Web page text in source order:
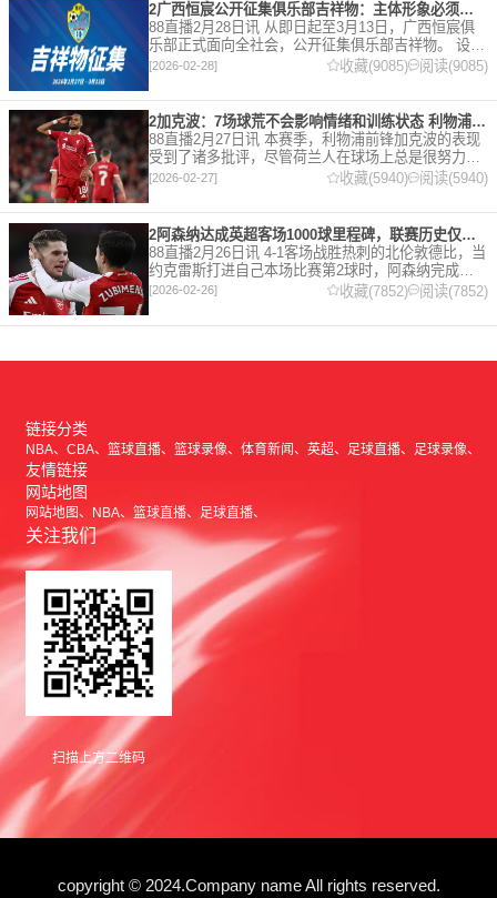
2广西恒宸公开征集俱乐部吉祥物：主体形象必须为龙
88直播2月28日讯 从即日起至3月13日，广西恒宸俱
乐部正式面向全社会，公开征集俱乐部吉祥物。 设计
要求 1. 主体形象：必须为龙。龙，是中华民族的精神
[2026-02-28] 收藏(9085) 阅读(9085)
2加克波：7场球荒不会影响情绪和训练状态 利物浦如今已不容有失
88直播2月27日讯 本赛季，利物浦前锋加克波的表现
受到了诸多批评，尽管荷兰人在球场上总是很努力。
在接受天空体育采访时，他谈论了诸多话题。 关于球
队对赛季目前情况的看法 这是一个很好的问题。这个
赛季并
[2026-02-27] 收藏(5940) 阅读(5940)
2阿森纳达成英超客场1000球里程碑，联赛历史仅次于曼联的1063球
88直播2月26日讯 4-1客场战胜热刺的北伦敦德比，当
约克雷斯打进自己本场比赛第2球时，阿森纳完成了
一项了不起的成就，枪手成为英超历史第2支在客场
打进1000球的球队，仅次于曼联的1063球。阿森纳
[2026-02-26] 收藏(7852) 阅读(7852)
链接分类
NBA CBA 篮球直播 篮球录像 体育新闻 英超 足球直播 足球录像
友情链接
网站地图
网站地图 NBA 篮球直播 足球直播
关注我们
扫描上方二维码
copyright © 2024.Company name All rights reserved.